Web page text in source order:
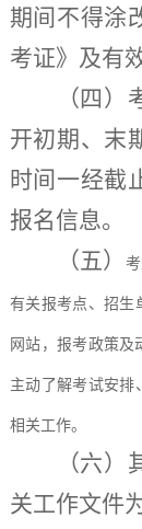
期间不得涂
考证》及有
（四）
开初期、末
时间一经截
报名信息。
（五）
有关报考点、招生
网站，报考政策及
主动了解考试安排
相关工作。
（六）
关工作文件